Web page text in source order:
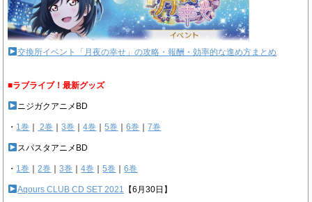
交換所イベント「月夜の幸せ」の攻略・報酬・効率的な進め方まとめ
■ラブライブ！最新グッズ
ニジガクアニメBD
・ 1巻 2巻 ｜3巻 ｜4巻 ｜5巻 ｜6巻 ｜7巻
スパスタアニメBD
・ 1巻 ｜2巻 ｜3巻 ｜4巻 ｜5巻 ｜6巻
Aqours CLUB CD SET 2021 【6月30日】